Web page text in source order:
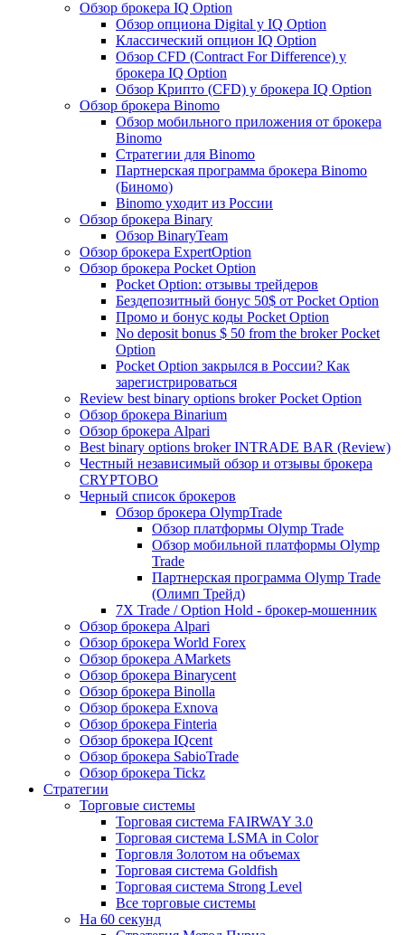
Обзор брокера IQ Option
Обзор опциона Digital у IQ Option
Классический опцион IQ Option
Обзор CFD (Contract For Difference) у
брокера IQ Option
Обзор Крипто (CFD) у брокера IQ Option
Обзор брокера Binomo
Обзор мобильного приложения от брокера
Binomo
Стратегии для Binomo
Партнерская программа брокера Binomo
(Биномо)
Binomo уходит из России
Обзор брокера Binary
Обзор BinaryTeam
Обзор брокера ExpertOption
Обзор брокера Pocket Option
Pocket Option: отзывы трейдеров
Бездепозитный бонус 50$ от Pocket Option
Промо и бонус коды Pocket Option
No deposit bonus $ 50 from the broker Pocket
Option
Pocket Option закрылся в России? Как
зарегистрироваться
Review best binary options broker Pocket Option
Обзор брокера Binarium
Обзор брокера Alpari
Best binary options broker INTRADE BAR (Review)
Честный независимый обзор и отзывы брокера
CRYPTOBO
Черный список брокеров
Обзор брокера OlympTrade
Обзор платформы Olymp Trade
Обзор мобильной платформы Olymp
Trade
Партнерская программа Olymp Trade
(Олимп Трейд)
7X Trade / Option Hold - брокер-мошенник
Обзор брокера Alpari
Обзор брокера World Forex
Обзор брокера AMarkets
Обзор брокера Binarycent
Обзор брокера Binolla
Обзор брокера Exnova
Обзор брокера Finteria
Обзор брокера IQcent
Обзор брокера SabioTrade
Обзор брокера Tickz
Стратегии
Торговые системы
Торговая система FAIRWAY 3.0
Торговая система LSMA in Color
Торговля Золотом на объемах
Торговая система Goldfish
Торговая система Strong Level
Все торговые системы
На 60 секунд